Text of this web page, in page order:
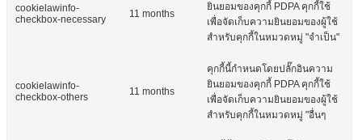
cookielawinfo-
checkbox-necessary
11 months
ยินยอมของคุกกี้ PDPA คุกกี้ใช้
เพื่อจัดเก็บความยินยอมของผู้ใช้
สำหรับคุกกี้ในหมวดหมู่ "จำเป็น"
cookielawinfo-
checkbox-others
11 months
คุกกี้นี้กำหนดโดยปลั๊กอินความ
ยินยอมของคุกกี้ PDPA คุกกี้ใช้
เพื่อจัดเก็บความยินยอมของผู้ใช้
สำหรับคุกกี้ในหมวดหมู่ "อื่นๆ